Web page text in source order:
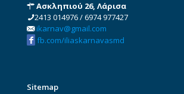
Ασκληπιού 26, Λάρισα
2413 014976/6974 977427
ikarnav@gmail.com
fb.com/iliaskarnavasmd
Sitemap